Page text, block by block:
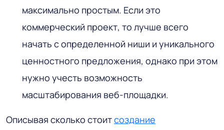
максимально простым. Если это
коммерческий проект, то лучше всего
начать с определенной ниши и уникального
ценностного предложения, однако при этом
нужно учесть возможность
масштабирования веб-площадки.
Описывая сколько стоитсоздание